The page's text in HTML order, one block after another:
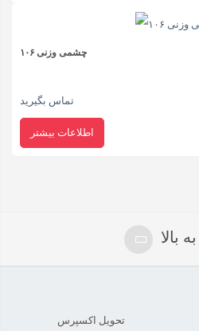
محصولات
پیشرفته روز دنیا، در طرح ها،
مارکت فیلم های آموزشی در
چشمی وزنی ۱۰۶
تماس بگیرید
اطلاعات بیشتر
بالا
تحویل اکسپرس